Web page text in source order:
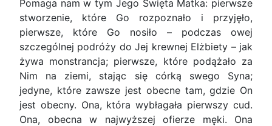
Pomaga nam w tym Jego Święta Matka: pierwsze
stworzenie, które Go rozpoznało i przyjęło,
pierwsze, które Go nosiło – podczas owej
szczególnej podróży do Jej krewnej Elżbiety – jak
żywa monstrancja; pierwsze, które podążało za
Nim na ziemi, stając się córką swego Syna;
jedyne, które zawsze jest obecne tam, gdzie On
jest obecny. Ona, która wybłagała pierwszy cud.
Ona, obecna w najwyższej ofierze męki. Ona